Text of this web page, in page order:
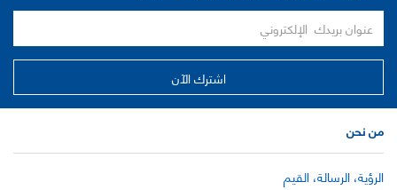
من نحن
الرؤية، الرسالة، القيم